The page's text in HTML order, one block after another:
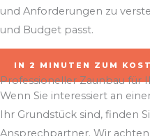
und Anforderungen zu
und Budget passt.
IN 2 MINUTEN ZUM
Professioneller Zaunbau für
Wenn Sie interessiert an
Ihr Grundstück sind, finden
Ansprechpartner. Wir